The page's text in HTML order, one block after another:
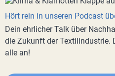
Hört rein in unseren Podcast
Dein ehrlicher Talk über
die Zukunft der Textilindustrie.
alle an!